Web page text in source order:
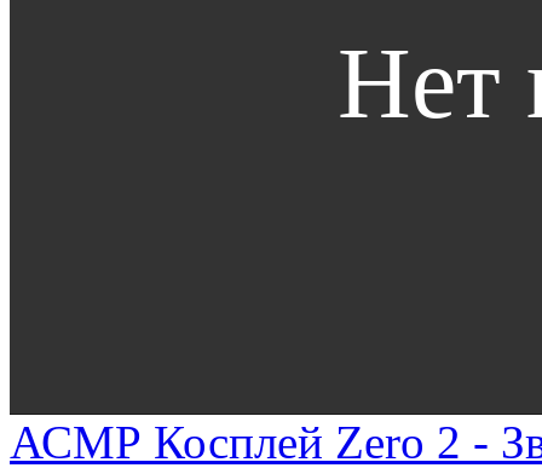
АСМР Косплей Zero 2 -